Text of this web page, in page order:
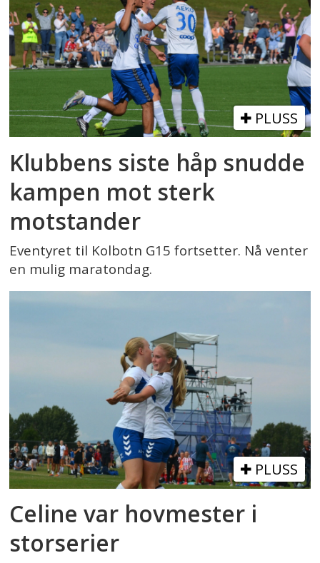
PLUSS
Klubbens siste håp snudde
kampen mot sterk
motstander
Eventyret til Kolbotn G15 fortsetter. Nå venter
en mulig maratondag.
PLUSS
Celine var hovmester i
storserier